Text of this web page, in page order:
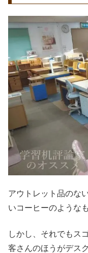
アウトレット品のな
いコーヒーのような
しかし、それでもス
客さんのほうがデス